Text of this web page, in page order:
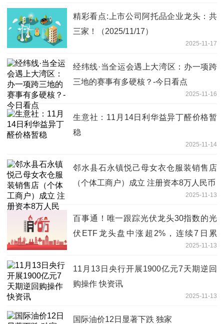
精彩看点:上市公司阿托品企业龙头：共
三家！（2025/11/17）
2025-11-17
经纬线·当全运会遇上大湾区：办一项跨
三地的赛事有多硬核？-今日看点
2025-11-16
生意社：11月14日利华益异丁醛价格暂
稳
2025-11-14
邻水县石永镇悦己母女衣仓服装销售店
（个体工商户）成立 注册资本8万人民币
2025-11-13
百事通！唯一跟踪光伏龙头30指数的光
伏ETF龙头盘中涨超2%，连续7日累
计“吸金”超2亿元！标的指数年内涨超
46%高于光伏产业指数
2025-11-13
11月13日央行开展1900亿元7天期逆回
购操作 快资讯
2025-11-13
国际油价12日显著下跌 独家